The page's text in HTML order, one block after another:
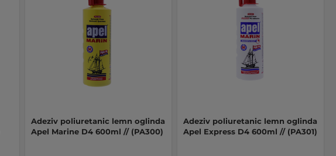
Adeziv poliuretanic lemn oglinda
Apel Marine D4 600ml // (PA300)
Adeziv poliuretanic lemn oglinda
Apel Express D4 600ml // (PA301)